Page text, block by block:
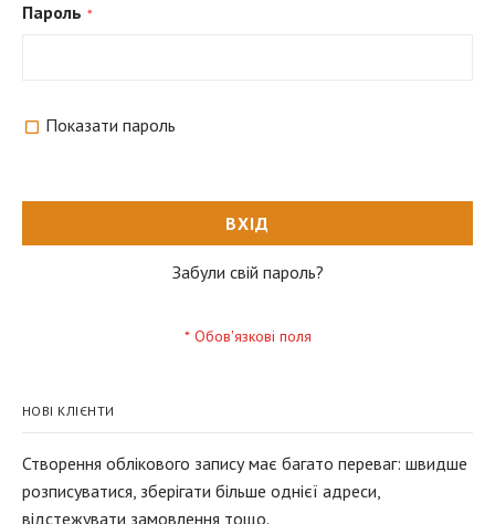
Пароль
Показати пароль
ВХІД
Забули свій пароль?
НОВІ КЛІЄНТИ
Створення облікового запису має багато переваг: швидше
розписуватися, зберігати більше однієї адреси,
відстежувати замовлення тощо.